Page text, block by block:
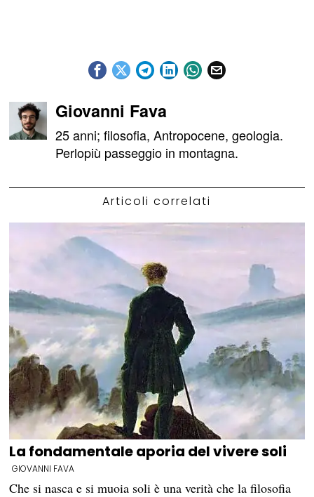
Giovanni Fava
25 anni; filosofia, Antropocene, geologia.
Perlopiù passeggio in montagna.
Articoli correlati
La fondamentale aporia del vivere soli
GIOVANNI FAVA
Che si nasca e si muoia soli è una verità che la filosofia